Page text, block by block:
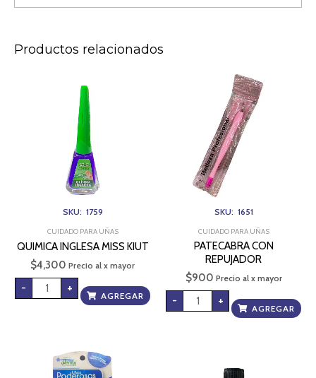
Productos relacionados
SKU: 1759
CUIDADO PARA UÑAS
QUIMICA INGLESA MISS KIUT
$4,300 Precio al x mayor
- +
AGREGAR
SKU: 1651
CUIDADO PARA UÑAS
PATECABRA CON
REPUJADOR
$900 Precio al x mayor
- +
AGREGAR
PODEROSAS
SLENDY
cantidad